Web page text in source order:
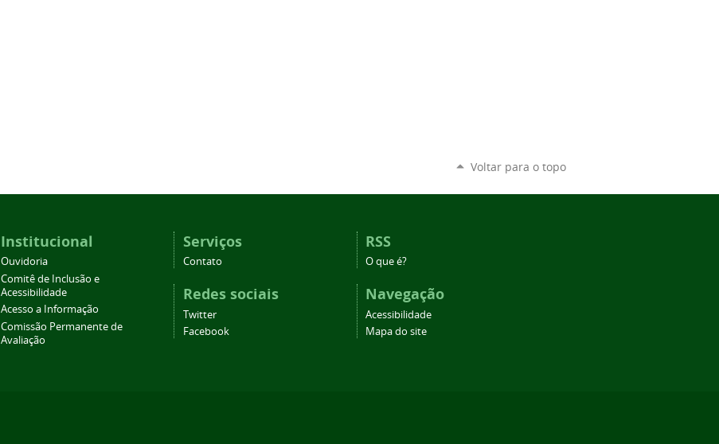
Voltar para o topo
Institucional
Ouvidoria
Comitê de Inclusão e
Acessibilidade
Acesso a Informação
Comissão Permanente de
Avaliação
Serviços
Contato
Redes sociais
Twitter
Facebook
RSS
O que é?
Navegação
Acessibilidade
Mapa do site